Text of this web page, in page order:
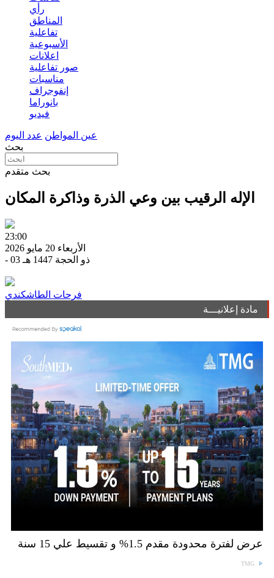
رأي
المناطق
تفاعلية
الأسبوعية
اعلانات
صور تفاعلية
مناسبات
إنفوجراف
بانوراما
فيديو
عين المواطن عدد اليوم
بحث
بحث متقدم
الإله الرقيب بين وعي الذرة وذاكرة المكان
23:00
الأربعاء 20 مايو 2026
- 03 ذو الحجة 1447 هـ
فرحات الطاشكندي
مادة إعلانيـــة
عرض لفترة محدودة مقدم 1.5% و تقسيط علي 15 سنة
TMG